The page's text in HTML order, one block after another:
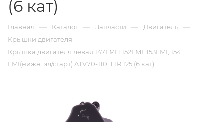
(6 кат)
Главная — Каталог — Запчасти — Двигатель —
Крышки двигателя —
Крышка двигателя левая 147FMН,152FMI, 153FMI, 154
FMI(нижн. эл/старт) ATV70-110, TTR 125 (6 кат)